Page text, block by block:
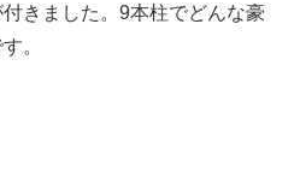
きました。9本柱でどんな豪
。